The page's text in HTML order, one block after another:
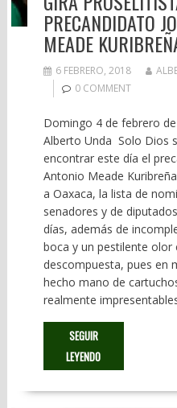
PRECANDIDATO
MEADE
6 FEBRERO, 2018
0 COMMENT
Domingo 4 de febrero
Alberto Unda Solo Dios
encontrar este día el
Antonio Meade
a Oaxaca, la lista de
senadores y de
días, además de
boca y un pestilente olor
descompuesta, pues en
hecho mano de
realmente
SEGUIR
LEYENDO